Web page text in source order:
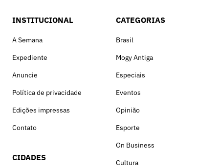
INSTITUCIONAL
A Semana
Expediente
Anuncie
Política de privacidade
Edições impressas
Contato
CIDADES
CATEGORIAS
Brasil
Mogy Antiga
Especiais
Eventos
Opinião
Esporte
On Business
Cultura